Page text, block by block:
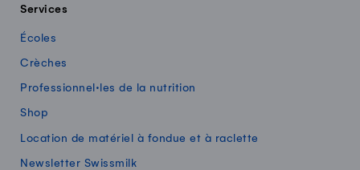
Services
Écoles
Crèches
Professionnel·les de la nutrition
Shop
Location de matériel à fondue et à raclette
Newsletter Swissmilk